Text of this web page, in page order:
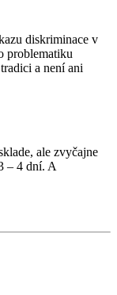
diskriminace v
problematiku
a není ani
ale zvyčajne
– 4 dní. A